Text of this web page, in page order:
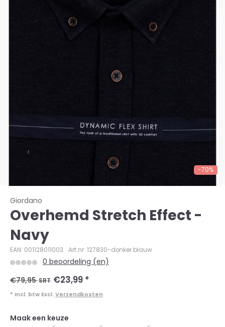
-70%
Giordano
Overhemd Stretch Effect -
Navy
EAN: 001128011003 Art.nr: 127830-donker blauw
0 beoordeling (en)
€79,95SRT €23,99 *
* Incl. btw Excl. Verzendkosten
Maak een keuze